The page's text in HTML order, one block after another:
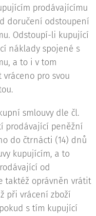
prodávajícímu
doručení odstoupení
Odstoupí-li kupující
náklady spojené s
a to i v tom
pro svou
smlouvy dle čl.
prodávající peněžní
do čtrnácti (14) dnů
kupujícím, a to
od
taktéž oprávněn vrátit
při vrácení zboží
s tím kupující